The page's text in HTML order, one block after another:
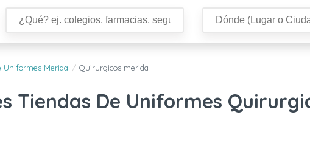
Uniformes Merida Quirurgicos merida
Tiendas De Uniformes